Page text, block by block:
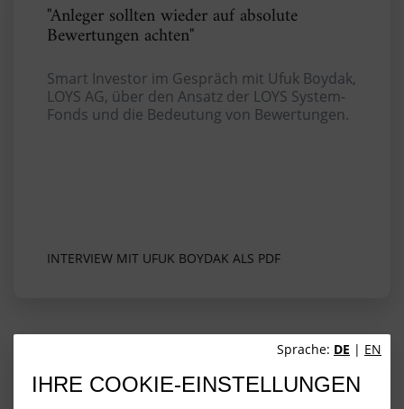
Sprache: DE | EN
IHRE COOKIE-EINSTELLUNGEN
"Anleger sollten wieder auf absolute
Bewertungen achten"
Smart Investor im Gespräch mit Ufuk Boydak,
LOYS AG, über den Ansatz der LOYS System-
Fonds und die Bedeutung von Bewertungen.
INTERVIEW MIT UFUK BOYDAK ALS PDF
Gute Gründe für aktives Management